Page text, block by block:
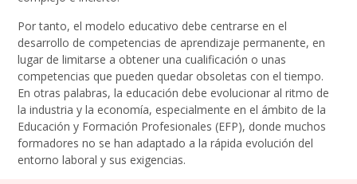
Por tanto, el modelo educativo debe centrarse en el
desarrollo de competencias de aprendizaje permanente, en
lugar de limitarse a obtener una cualificación o unas
competencias que pueden quedar obsoletas con el tiempo.
En otras palabras, la educación debe evolucionar al ritmo de
la industria y la economía, especialmente en el ámbito de la
Educación y Formación Profesionales (EFP), donde muchos
formadores no se han adaptado a la rápida evolución del
entorno laboral y sus exigencias.